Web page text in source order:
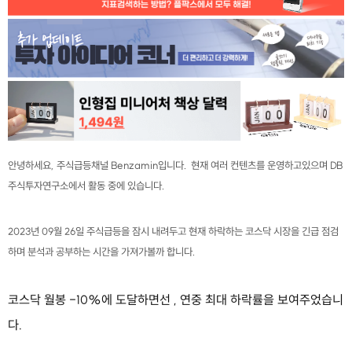
안녕하세요, 주식급등채널 Benzamin입니다. 현재 여러 컨텐츠를 운영하고있으며 DB
주식투자연구소에서 활동 중에 있습니다.
2023년 09월 26일 주식급등을 잠시 내려두고 현재 하락하는 코스닥 시장을 긴급 점검
하며 분석과 공부하는 시간을 가져가볼까 합니다.
코스닥 월봉 -10%에 도달하면선 , 연중 최대 하락률을 보여주었습니
다.